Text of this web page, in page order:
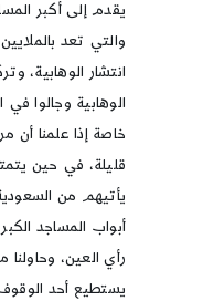
يقدم إلى أكبر
والتي تعد
انتشار الوهابية،
الوهابية وجالوا
خاصة إذا علمنا أن
قليلة، في حين
يأتيهم من
أبواب المساجد
رأي العين،
يستطيع أحد